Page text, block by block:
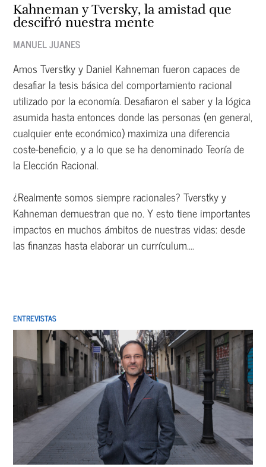
Kahneman y Tversky, la amistad que
descifró nuestra mente
MANUEL JUANES
Amos Tverstky y Daniel Kahneman fueron capaces de
desafiar la tesis básica del comportamiento racional
utilizado por la economía. Desafiaron el saber y la lógica
asumida hasta entonces donde las personas (en general,
cualquier ente económico) maximiza una diferencia
coste-beneficio, y a lo que se ha denominado Teoría de
la Elección Racional.
¿Realmente somos siempre racionales? Tverstky y
Kahneman demuestran que no. Y esto tiene importantes
impactos en muchos ámbitos de nuestras vidas: desde
las finanzas hasta elaborar un currículum....
ENTREVISTAS